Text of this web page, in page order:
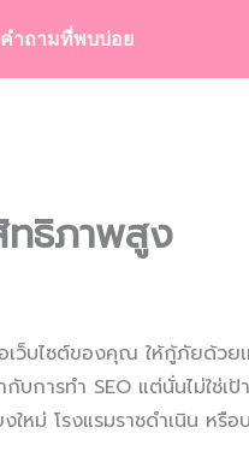
คำถามที่พบบ่อย
ทธิภาพสูง
ว็บไซต์ของคุณ ให้กู้ภัยด้ว
การทำ SEO แต่นั่นไม่ใช่เ
ใหม่ โรงแรมราชดำเนิน ห